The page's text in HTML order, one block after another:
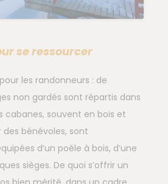
se ressourcer
les randonneurs : de
non gardés sont répartis dans
cabanes, souvent en bois et
bénévoles, sont
d’un poêle à bois, d’une
sièges. De quoi s’offrir un